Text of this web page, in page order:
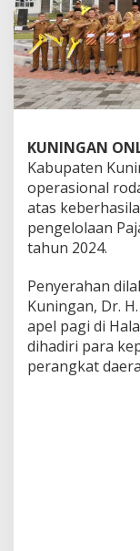
KUNINGAN
Kabupaten
operasional
atas
pengelolaan
tahun 2024.
Penyerahan
Kuningan, Dr.
apel pagi di
dihadiri para
perangkat